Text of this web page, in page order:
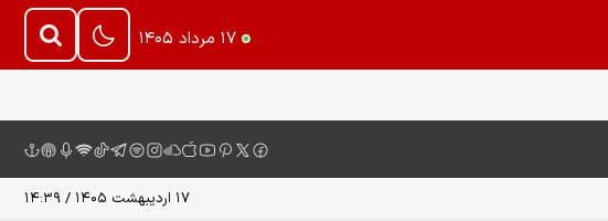
۱۷ مرداد ۱۴۰۵
۱۷ اردیبهشت ۱۴۰۵ / ۱۴:۳۹